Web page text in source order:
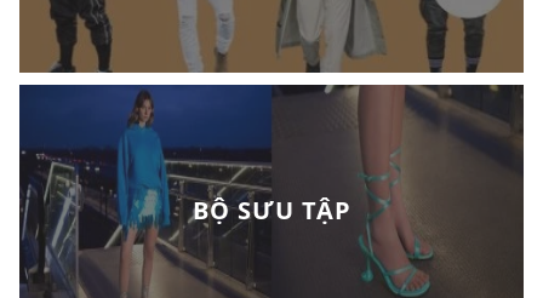
BỘ SƯU TẬP